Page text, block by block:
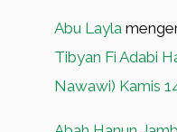
Abu Layla
Tibyan Fi Adabi
Nawawi) Kamis